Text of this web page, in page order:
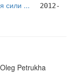
сили ...
2012-
Petrukha